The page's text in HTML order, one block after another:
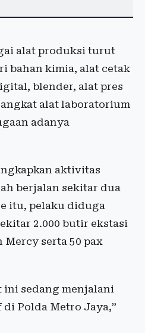
alat produksi turut
bahan kimia, alat cetak
blender, alat pres
alat laboratorium
adanya
aktivitas
berjalan sekitar dua
itu, pelaku diduga
2.000 butir ekstasi
Mercy serta 50 pax
ini sedang menjalani
Polda Metro Jaya,”